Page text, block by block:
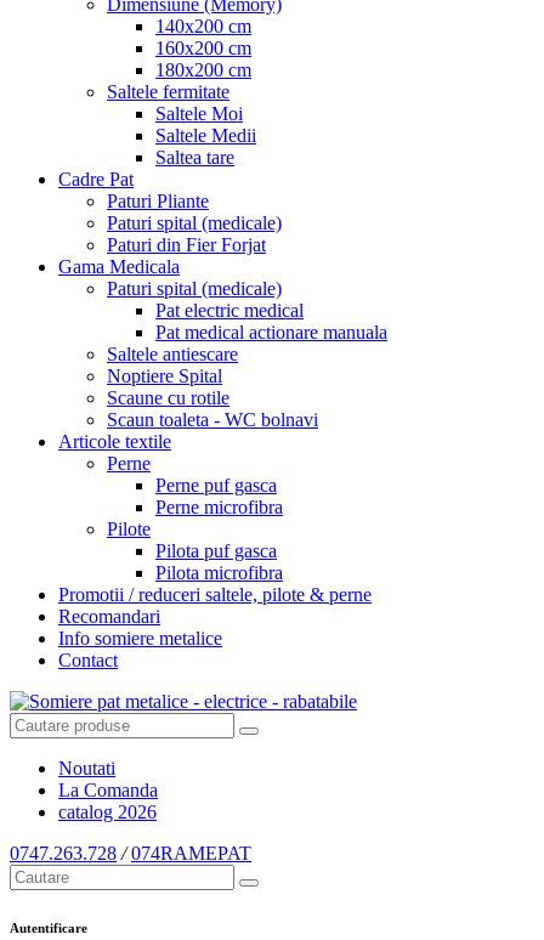
Dimensiune (Memory)
140x200 cm
160x200 cm
180x200 cm
Saltele fermitate
Saltele Moi
Saltele Medii
Saltea tare
Cadre Pat
Paturi Pliante
Paturi spital (medicale)
Paturi din Fier Forjat
Gama Medicala
Paturi spital (medicale)
Pat electric medical
Pat medical actionare manuala
Saltele antiescare
Noptiere Spital
Scaune cu rotile
Scaun toaleta - WC bolnavi
Articole textile
Perne
Perne puf gasca
Perne microfibra
Pilote
Pilota puf gasca
Pilota microfibra
Promotii / reduceri saltele, pilote & perne
Recomandari
Info somiere metalice
Contact
Noutati
La Comanda
catalog 2026
0747.263.728 / 074RAMEPAT
Autentificare